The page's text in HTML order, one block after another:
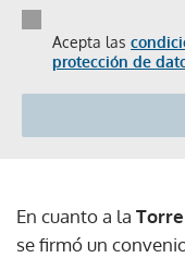
Acepta las
protección de
En cuanto a la
se firmó un